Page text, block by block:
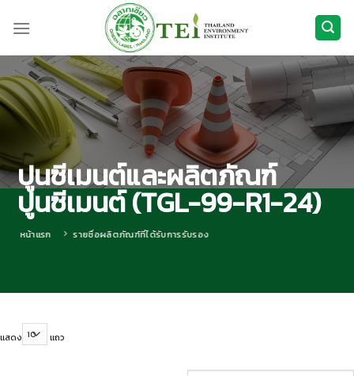
เนื้อหา
ปูนซีเมนต์และผลิตภัณฑ์
ปูนซีเมนต์ (TGL-99-R1-24)
หน้าแรก รายชื่อผลิตภัณฑ์ที่ได้รับการรับรอง
แสดง แถว